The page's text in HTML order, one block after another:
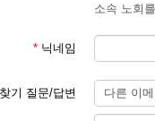
소속 노회
* 닉네임
기 질문/답변